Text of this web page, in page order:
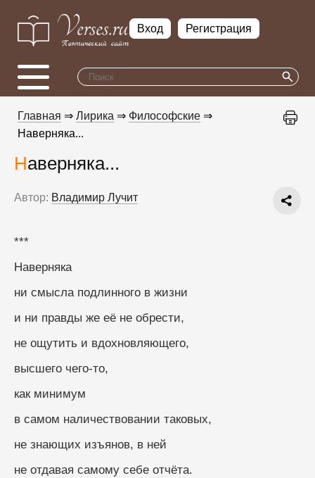
Вход Регистрация
Главная ⇒ Лирика ⇒ Философские ⇒
Наверняка...
Наверняка...
Автор: Владимир Лучит
***
Наверняка
ни смысла подлинного в жизни
и ни правды же её не обрести,
не ощутить и вдохновляющего,
высшего чего-то,
как минимум
в самом наличествовании таковых,
не знающих изъянов, в ней
не отдавая самому себе отчёта.